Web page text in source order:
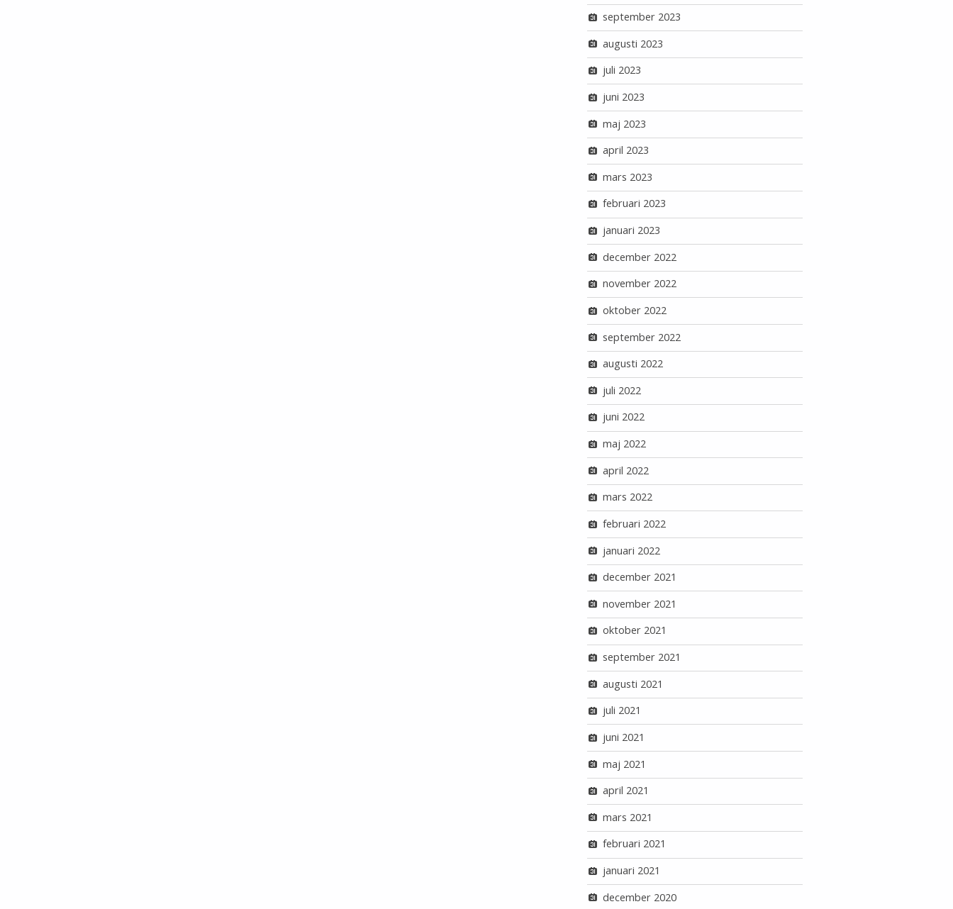
september 2023
augusti 2023
juli 2023
juni 2023
maj 2023
april 2023
mars 2023
februari 2023
januari 2023
december 2022
november 2022
oktober 2022
september 2022
augusti 2022
juli 2022
juni 2022
maj 2022
april 2022
mars 2022
februari 2022
januari 2022
december 2021
november 2021
oktober 2021
september 2021
augusti 2021
juli 2021
juni 2021
maj 2021
april 2021
mars 2021
februari 2021
januari 2021
december 2020